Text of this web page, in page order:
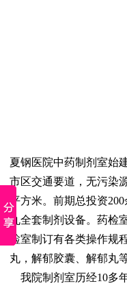
夏钢医院中药制剂室始
市区交通要道，无污染
平方米。前期总投资
丸全套制剂设备。药检
检室制订有各类操作
丸，解郁胶囊、解郁丸
我院制剂室历经10多